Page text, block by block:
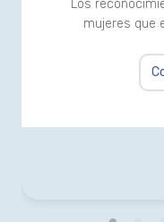
Los
mujeres que